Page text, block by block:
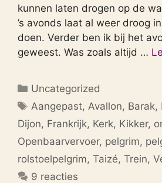
kunnen laten drogen op de
’s avonds laat al weer droog
doen. Verder ben ik bij het
geweest. Was zoals altijd …
Categorieën
Uncategorized
Tags
Aangepast, Avallon, Barak,
Dijon, Frankrijk, Kerk, Kikker,
Openbaarvervoer, pelgrim,
rolstoelpelgrim, Taizé, Trein,
9 reacties